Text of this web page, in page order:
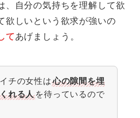
、自分の気持ちを理解して欲
欲しいという欲求が強いの
てあげましょう。
チの女性は 心の隙間を埋
れる人を待っているので